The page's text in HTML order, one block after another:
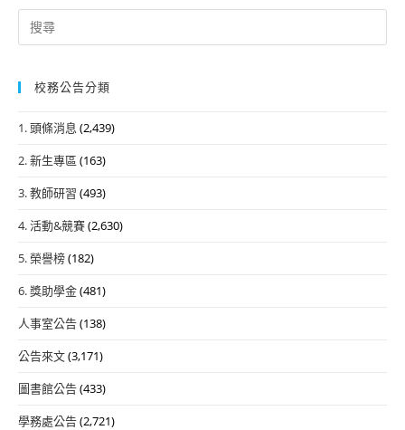
Search
for:
校務公告分類
1. 頭條消息 (2,439)
2. 新生專區 (163)
3. 教師研習 (493)
4. 活動&競賽(2,630)
5. 榮譽榜(182)
6. 獎助學金(481)
人事室公告(138)
公告來文(3,171)
圖書館公告(433)
學務處公告(2,721)